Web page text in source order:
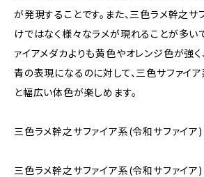
が発現することです。また、三色ラメ幹之サ
けではなく様々なラメが現れることが多い
ァイアメダカよりも黄色やオレンジ色が強く
青の表現になるのに対して、三色サファイ
と幅広い体色が楽しめます。
三色ラメ幹之サファイア系(令和サファイア
三色ラメ幹之サファイア系(令和サファイ